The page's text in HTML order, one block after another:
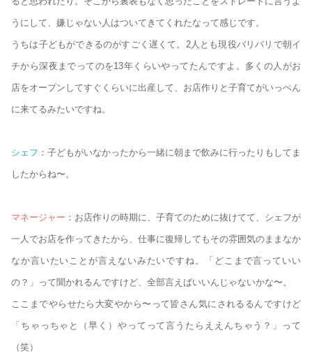
うにして、嫌じゃない人はついてきてくれたなって感じです。
うちは子どもができるのがすごく遅くて。2人とも現役バリバリで朝イ
チから深夜までってのを13年くらいやってたんですよ。多くの人がお
店をオープンしてすぐくらいに出産して、お店作りと子育てがいっぺん
に来てるみたいですね。
シェフ ：子どもがいなかったから一緒に朝まで飲みに行ったりもしてま
したからね〜。
マネージャー ：お店作りの時期に、子育てのために抜けてて、シェフが
一人でお店を作ってきたから、仕事に復帰してもその雰囲気のままなか
なか言いたいことが言えないみたいですね。「どこまで言っていい
の？」って聞かれるんですけど、全部言えばいいんじゃないかな〜。
ここまでやらせたら大変やから〜って皆さん気にされるるんですけど
「ちゃっちゃと（早く）やってって言うたらええんちゃう？」って
（笑）